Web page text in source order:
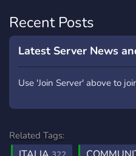
Recent Posts
Latest Server News
Use 'Join Server' above to
Related Tags: